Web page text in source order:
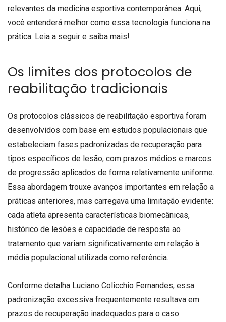
relevantes da medicina esportiva contemporânea. Aqui,
você entenderá melhor como essa tecnologia funciona na
prática. Leia a seguir e saiba mais!
Os limites dos protocolos de
reabilitação tradicionais
Os protocolos clássicos de reabilitação esportiva foram
desenvolvidos com base em estudos populacionais que
estabeleciam fases padronizadas de recuperação para
tipos específicos de lesão, com prazos médios e marcos
de progressão aplicados de forma relativamente uniforme.
Essa abordagem trouxe avanços importantes em relação a
práticas anteriores, mas carregava uma limitação evidente:
cada atleta apresenta características biomecânicas,
histórico de lesões e capacidade de resposta ao
tratamento que variam significativamente em relação à
média populacional utilizada como referência.
Conforme detalha Luciano Colicchio Fernandes, essa
padronização excessiva frequentemente resultava em
prazos de recuperação inadequados para o caso